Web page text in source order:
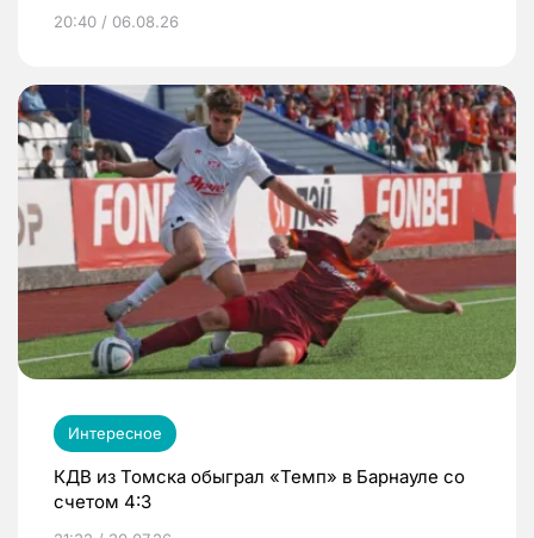
20:40 / 06.08.26
Интересное
КДВ из Томска обыграл «Темп» в Барнауле со
счетом 4:3